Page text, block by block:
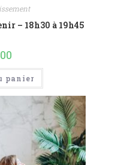
– 18h30 à 19h45
panier